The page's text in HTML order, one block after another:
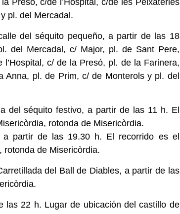
pl. del Mercadal.
del séquito pequeño, a partir de las 18
del Mercadal, c/ Major, pl. de Sant Pere,
c/ de la Presó, pl. de la Farinera,
Anna, pl. de Prim, c/ de Monterols y pl. del
del séquito festivo, a partir de las 11 h. El
rotonda de Misericòrdia.
a partir de las 19.30 h. El recorrido es el
rotonda de Misericòrdia.
del Ball de Diables, a partir de las
las 22 h. Lugar de ubicación del castillo de